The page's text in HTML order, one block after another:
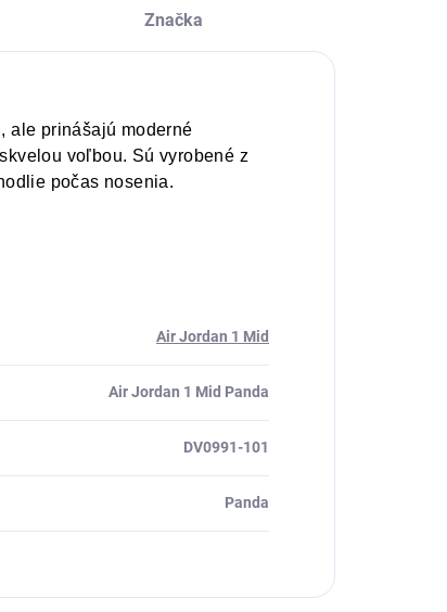
Značka
ale prinášajú moderné
voľbou. Sú vyrobené z
počas nosenia.
Air Jordan 1 Mid
Air Jordan 1 Mid Panda
DV0991-101
Panda